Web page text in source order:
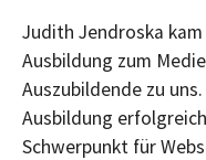
Judith Jendroska
Ausbildung zum
Auszubildende zu
Ausbildung
Schwerpunkt für